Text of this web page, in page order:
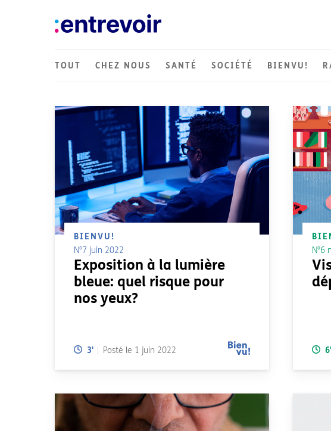
TOUT CHEZ NOUS SANTÉ SOCIÉTÉ BIENVU!
Étiquette :
BIENVU!
N°7 juin 2022
Exposition à la lumière
bleue: quel risque pour
nos yeux?
Temps de lecture:
3' Posté le 1 juin 2022
N°6
6'